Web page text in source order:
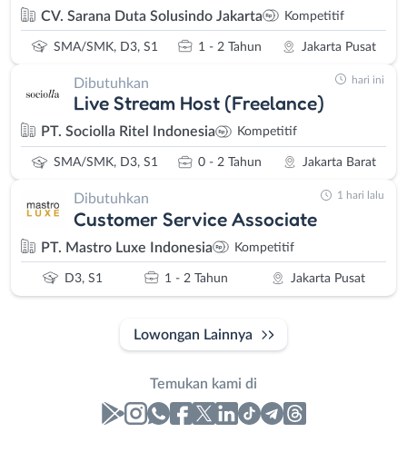
CV. Sarana Duta Solusindo Jakarta Kompetitif
SMA/SMK, D3, S1 1 - 2 Tahun Jakarta Pusat
Dibutuhkan
Live Stream Host (Freelance)
PT. Sociolla Ritel Indonesia Kompetitif
SMA/SMK, D3, S1 0 - 2 Tahun Jakarta Barat
hari ini
Dibutuhkan
Customer Service Associate
PT. Mastro Luxe Indonesia Kompetitif
D3, S1 1 - 2 Tahun Jakarta Pusat
1 hari lalu
Lowongan Lainnya
Temukan kami di